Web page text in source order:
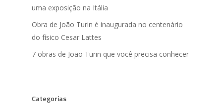
uma exposição na Itália
Obra de João Turin é inaugurada no centenário
do físico Cesar Lattes
7 obras de João Turin que você precisa conhecer
Categorias